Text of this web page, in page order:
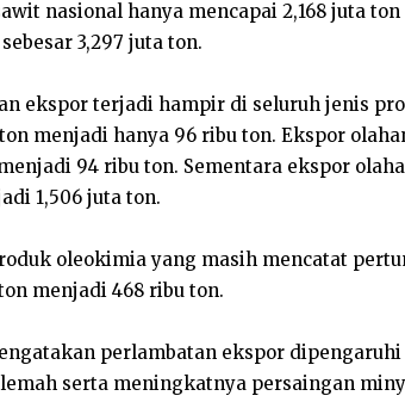
nasional hanya mencapai 2,168 juta
3,297 juta ton.
ekspor terjadi hampir di seluruh jenis
menjadi hanya 96 ribu ton. Ekspor
94 ribu ton. Sementara ekspor
1,506 juta ton.
oleokimia yang masih mencatat
menjadi 468 ribu ton.
perlambatan ekspor
serta meningkatnya persaingan